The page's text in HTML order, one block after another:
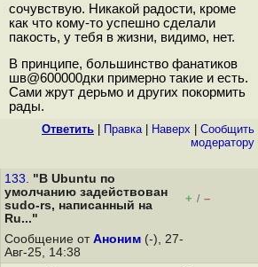
сочувствую. Никакой радости, кроме
как что кому-то успешно сделали
пакость, у тебя в жизни, видимо, нет.
В принципе, большинство фанатиков
шв@600000дки примерно такие и есть.
Сами жрут дерьмо и других покормить
рады.
Ответить Правка| Наверх
Cообщить
модератору
133. "В Ubuntu по
умолчанию задействован
sudo-rs, написанный на
Ru..."
+ / –
Сообщение от Аноним (-), 27-
Авг-25, 14:38